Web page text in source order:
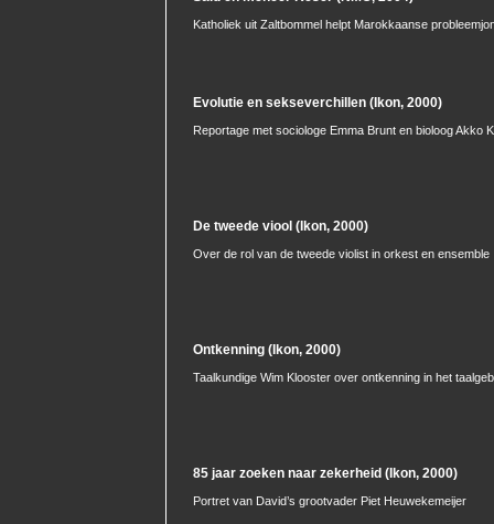
Katholiek uit Zaltbommel helpt Marokkaanse
Evolutie en sekseverchillen (Ikon, 2000)
Reportage met sociologe Emma Brunt en bioloog Akko
De tweede viool (Ikon, 2000)
Over de rol van de tweede violist in orkest en ensemble
Ontkenning (Ikon, 2000)
Taalkundige Wim Klooster over ontkenning in het
85 jaar zoeken naar zekerheid (Ikon, 2000)
Portret van David’s grootvader Piet Heuwekemeijer